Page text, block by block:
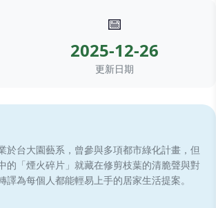
📅
2025-12-26
更新日期
台大園藝系，曾參與多項都市綠化計畫，但
的「煙火碎片」就藏在修剪枝葉的清脆聲與對
為每個人都能輕易上手的居家生活提案。